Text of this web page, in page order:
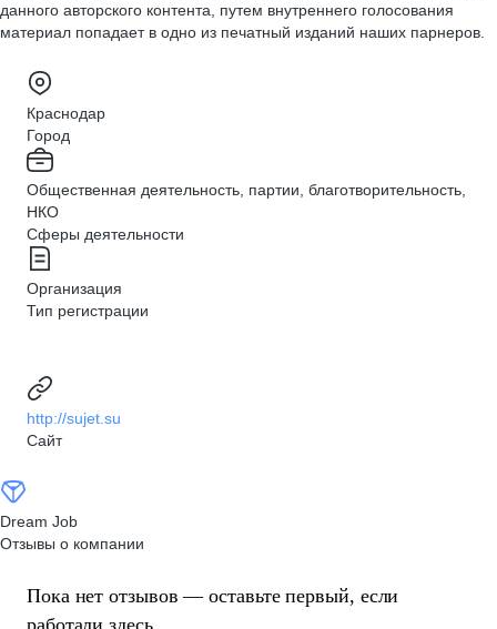
данного авторского контента, путем внутреннего голосования
материал попадает в одно из печатный изданий наших парнеров.
Краснодар
Город
Общественная деятельность, партии, благотворительность,
НКО
Сферы деятельности
Организация
Тип регистрации
http://sujet.su
Сайт
Dream Job
Отзывы о компании
Пока нет отзывов — оставьте первый, если
работали здесь